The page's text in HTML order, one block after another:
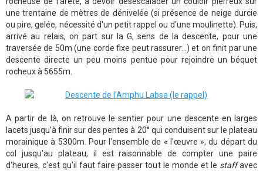
une trentaine de mètres de dénivelée (si présence de neige durcie
ou pire, gelée, nécessité d'un petit rappel ou d'une moulinette). Puis,
arrivé au relais, on part sur la G, sens de la descente, pour une
traversée de 50m (une corde fixe peut rassurer...) et on finit par une
descente directe un peu moins pentue pour rejoindre un béquet
rocheux à 5655m.
A partir de là, on retrouve le sentier pour une descente en larges
lacets jusqu'à finir sur des pentes à 20° qui conduisent sur le plateau
morainique à 5300m. Pour l'ensemble de « l'œuvre », du départ du
col jusqu'au plateau, il est raisonnable de compter une paire
d'heures, c'est qu'il faut faire passer tout le monde et le staffavec